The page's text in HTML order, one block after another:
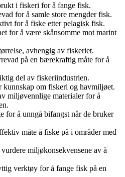
i fiskeri for å fange fisk.
for å samle store mengder fisk.
for å fiske etter pelagisk fisk.
for å være skånsomme mot marint
avhengig av fiskeriet.
på en bærekraftig måte for å
del av fiskeriindustrien.
kunnskap om fiskeri og havmiljøet.
miljøvennlige materialer for å
for å unngå bifangst når de bruker
måte å fiske på i områder med
miljøkonsekvensene av å
verktøy for å fange fisk på en